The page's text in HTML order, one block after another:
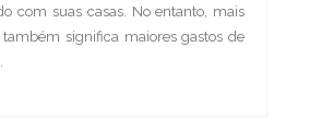
com suas casas. No entanto, mais
significa maiores gastos de